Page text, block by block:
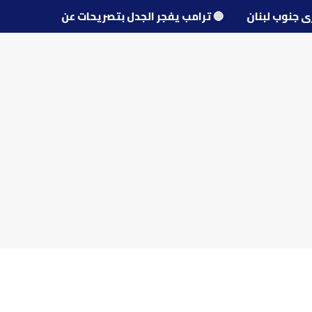
جنوب لبنان 🔵ترامب يفجر الجدل بتصريحات عن